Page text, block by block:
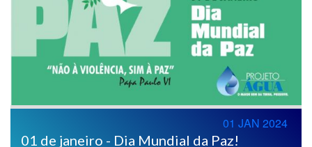
01 de janeiro - Dia Mundial da Paz!
01 JAN 2024